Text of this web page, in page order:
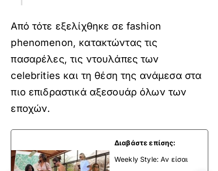
Από τότε εξελίχθηκε σε fashion
phenomenon, κατακτώντας τις
πασαρέλες, τις ντουλάπες των
celebrities και τη θέση της ανάμεσα στα
πιο επιδραστικά αξεσουάρ όλων των
εποχών.
Διαβάστε επίσης:
Weekly Style: Αν είσαι